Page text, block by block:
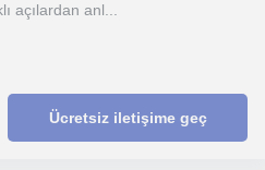
açılardan anl...
Ücretsiz iletişime geç